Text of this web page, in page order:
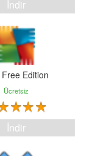
İndir
Free Edition
Ücretsiz
İndir